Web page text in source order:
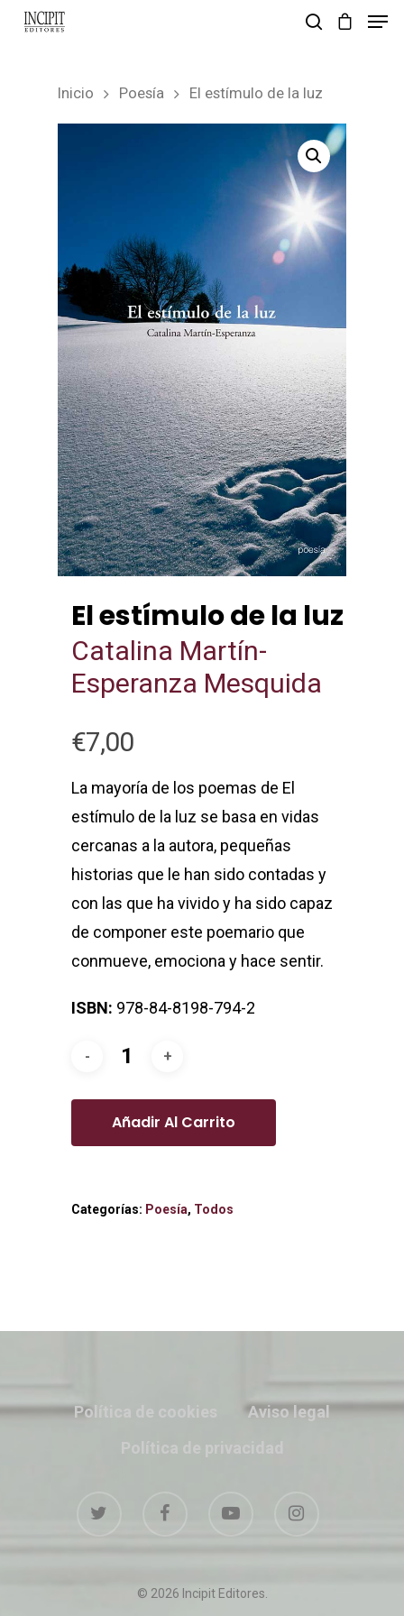
Inicio Poesía El estímulo de la luz
El estímulo de la luz
Catalina Martín-
Esperanza Mesquida
€7,00
La mayoría de los poemas de El
estímulo de la luz se basa en vidas
cercanas a la autora, pequeñas
historias que le han sido contadas y
con las que ha vivido y ha sido capaz
de componer este poemario que
conmueve, emociona y hace sentir.
ISBN: 978-84-8198-794-2
Añadir Al Carrito
Categorías: Poesía, Todos
Política de cookies
Aviso legal
© 2026 Incipit Editores.